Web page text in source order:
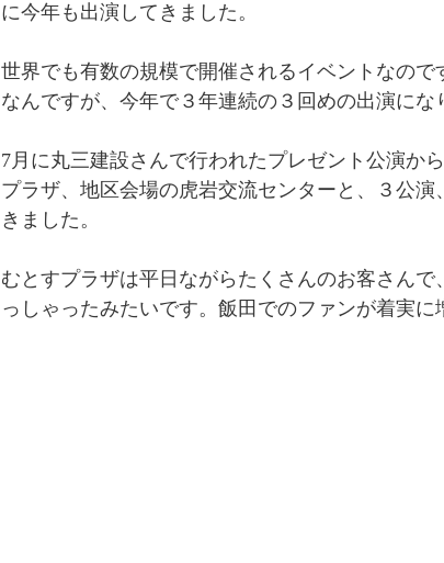
に今年も出演してきました。
世界でも有数の規模で開催されるイベントなの
なんですが、今年で３年連続の３回めの出演にな
7月に丸三建設さんで行われたプレゼント公演か
プラザ、地区会場の虎岩交流センターと、３公
きました。
むとすプラザは平日ながらたくさんのお客さん
っしゃったみたいです。飯田でのファンが着実に